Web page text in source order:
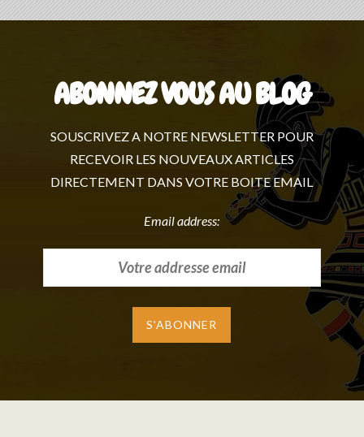
ABONNEZ VOUS AU BLOG
SOUSCRIVEZ A NOTRE NEWSLETTER POUR
RECEVOIR LES NOUVEAUX ARTICLES
DIRECTEMENT DANS VOTRE BOITE EMAIL
Email address: